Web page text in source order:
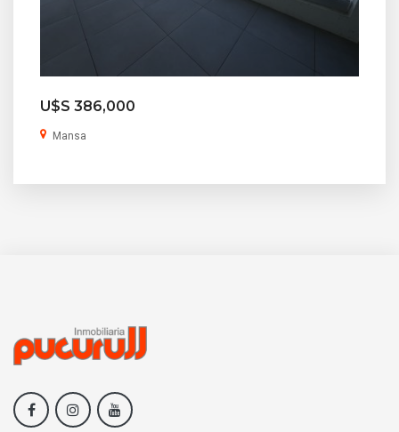
U$S 386,000
Mansa